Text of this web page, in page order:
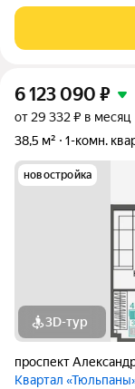
площадь 33 кв.м.,
совмещен. В
6 123 090 ₽
от 29 332 ₽ в месяц
38,5 м²
1-комн.
новостройка
3D-тур
проспект
Квартал